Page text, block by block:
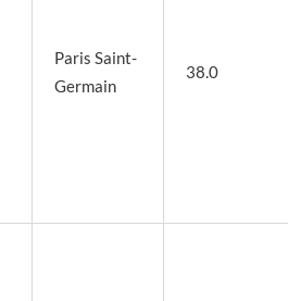
Paris Saint-
Germain
38.0